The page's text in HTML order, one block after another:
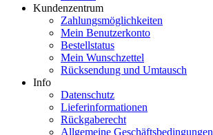
Kundenzentrum
Zahlungsmöglichkeiten
Mein Benutzerkonto
Bestellstatus
Mein Wunschzettel
Rücksendung und Umtausch
Info
Datenschutz
Lieferinformationen
Rückgaberecht
Allgemeine Geschäftsbedingungen